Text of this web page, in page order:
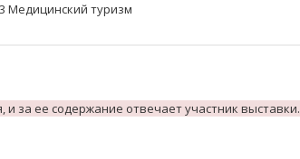
Mедицинский туризм
за ее содержание отвечает участник выставки.